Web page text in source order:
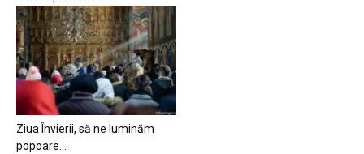
Ziua Învierii, să ne luminăm
popoare…